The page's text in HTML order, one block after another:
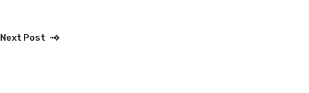
Next Post